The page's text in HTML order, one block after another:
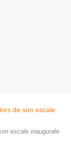
escale inaugurale